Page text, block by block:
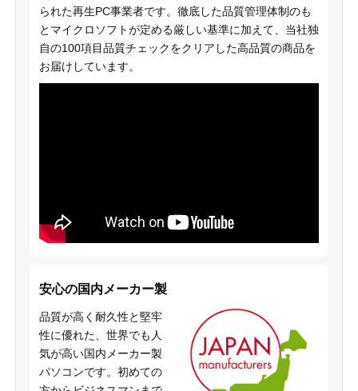
られた再生PC事業者です。徹底した品質管理体制のも
とマイクロソフトが定める厳しい基準に加えて、当社独
自の100項目品質チェックをクリアした高品質の商品を
お届けしています。
安心の国内メーカー製
品質が高く耐久性と堅牢
性に優れた、世界でも人
気が高い国内メーカー製
パソコンです。初めての